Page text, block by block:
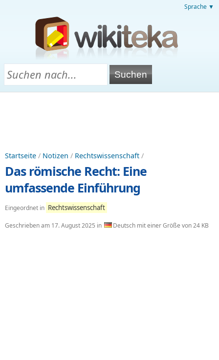
Sprache ▼
Startseite / Notizen / Rechtswissenschaft /
Das römische Recht: Eine
umfassende Einführung
Eingeordnet in Rechtswissenschaft
Geschrieben am 17. August 2025 in Deutsch mit einer Größe von 24 KB